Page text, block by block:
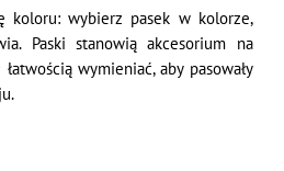
koloru: wybierz pasek w kolorze,
Paski stanowią akcesorium na
wymieniać, aby pasowały